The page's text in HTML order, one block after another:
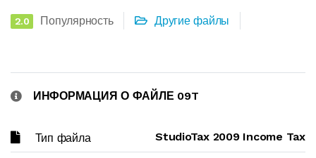
2.0 Популярность Другие файлы
ИНФОРМАЦИЯ О ФАЙЛЕ 09T
Тип файла StudioTax 2009 Income Tax